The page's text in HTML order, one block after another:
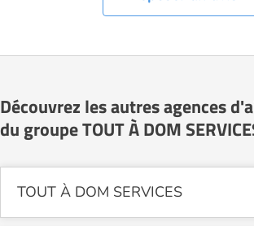
Découvrez les autres agences
du groupe TOUT À DOM
TOUT À DOM SERVICES